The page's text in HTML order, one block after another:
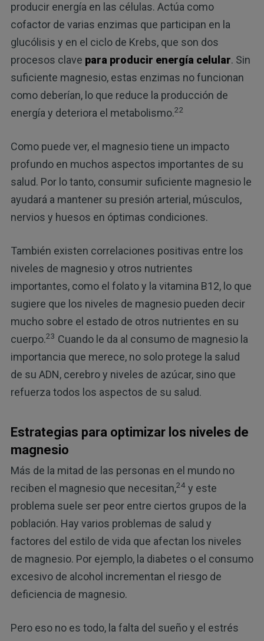
producir energía en las células. Actúa como
cofactor de varias enzimas que participan en la
glucólisis y en el ciclo de Krebs, que son dos
procesos clave para producir energía celular. Sin
suficiente magnesio, estas enzimas no funcionan
como deberían, lo que reduce la producción de
energía y deteriora el metabolismo.22
Como puede ver, el magnesio tiene un impacto
profundo en muchos aspectos importantes de su
salud. Por lo tanto, consumir suficiente magnesio le
ayudará a mantener su presión arterial, músculos,
nervios y huesos en óptimas condiciones.
También existen correlaciones positivas entre los
niveles de magnesio y otros nutrientes
importantes, como el folato y la vitamina B12, lo que
sugiere que los niveles de magnesio pueden decir
mucho sobre el estado de otros nutrientes en su
cuerpo.23 Cuando le da al consumo de magnesio la
importancia que merece, no solo protege la salud
de su ADN, cerebro y niveles de azúcar, sino que
refuerza todos los aspectos de su salud.
Estrategias para optimizar los niveles de
magnesio
Más de la mitad de las personas en el mundo no
reciben el magnesio que necesitan,24y este
problema suele ser peor entre ciertos grupos de la
población. Hay varios problemas de salud y
factores del estilo de vida que afectan los niveles
de magnesio. Por ejemplo, la diabetes o el consumo
excesivo de alcohol incrementan el riesgo de
deficiencia de magnesio.
Pero eso no es todo, la falta del sueño y el estrés